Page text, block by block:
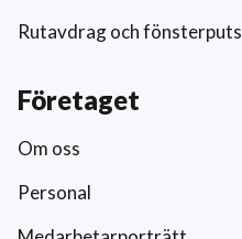
Rutavdrag och fönsterputs
Företaget
Om oss
Personal